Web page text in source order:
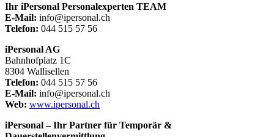
Ihr iPersonal Personalexperten TEAM
E-Mail: info@ipersonal.ch
Telefon: 044 515 57 56
iPersonal AG
Bahnhofplatz 1C
8304 Wallisellen
Telefon: 044 515 57 56
E-Mail: info@ipersonal.ch
Web: www.ipersonal.ch
iPersonal – Ihr Partner für Temporär &